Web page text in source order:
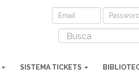
SISTEMA TICKETS